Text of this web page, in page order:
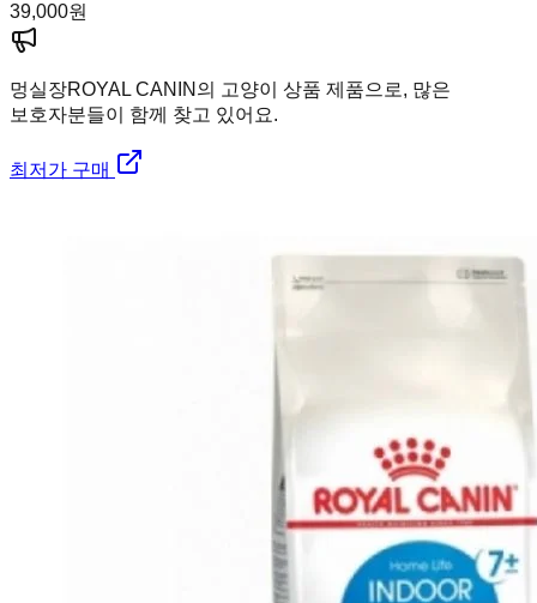
39,000원
멍실장ROYAL CANIN의 고양이 상품 제품으로, 많은
보호자분들이 함께 찾고 있어요.
최저가 구매